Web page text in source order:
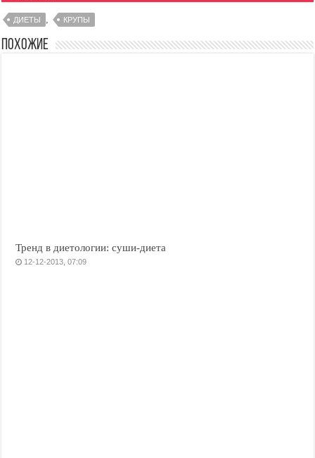
ДИЕТЫ КРУПЫ
Похожие
Тренд в диетологии: суши-диета
12-12-2013, 07:09